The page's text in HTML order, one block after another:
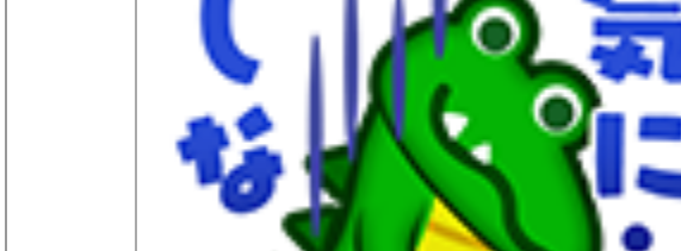
dポイントキャンペーン
コウペンちゃんの部屋
キモ激しく動く★ベタックマの部屋
シュガーカブスの部屋